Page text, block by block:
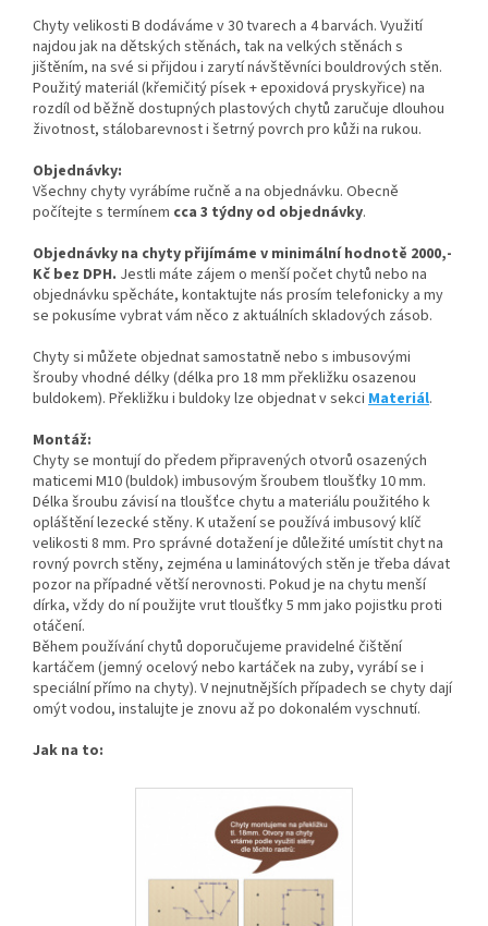
Chyty velikosti B dodáváme v 30 tvarech a 4 barvách. Využití
najdou jak na dětských stěnách, tak na velkých stěnách s
jištěním, na své si přijdou i zarytí návštěvníci bouldrových stěn.
Použitý materiál (křemičitý písek + epoxidová pryskyřice) na
rozdíl od běžně dostupných plastových chytů zaručuje dlouhou
životnost, stálobarevnost i šetrný povrch pro kůži na rukou.
Objednávky:
Všechny chyty vyrábíme ručně a na objednávku. Obecně
počítejte s termínem cca 3 týdny od objednávky.
Objednávky na chyty přijímáme v minimální hodnotě 2000,-
Kč bez DPH. Jestli máte zájem o menší počet chytů nebo na
objednávku spěcháte, kontaktujte nás prosím telefonicky a my
se pokusíme vybrat vám něco z aktuálních skladových zásob.
Chyty si můžete objednat samostatně nebo s imbusovými
šrouby vhodné délky (délka pro 18 mm překližku osazenou
buldokem). Překližku i buldoky lze objednat v sekci Materiál.
Montáž:
Chyty se montují do předem připravených otvorů osazených
maticemi M10 (buldok) imbusovým šroubem tloušťky 10 mm.
Délka šroubu závisí na tloušťce chytu a materiálu použitého k
opláštění lezecké stěny. K utažení se používá imbusový klíč
velikosti 8 mm. Pro správné dotažení je důležité umístit chyt na
rovný povrch stěny, zejména u laminátových stěn je třeba dávat
pozor na případné větší nerovnosti. Pokud je na chytu menší
dírka, vždy do ní použijte vrut tloušťky 5 mm jako pojistku proti
otáčení.
Během používání chytů doporučujeme pravidelné čištění
kartáčem (jemný ocelový nebo kartáček na zuby, vyrábí se i
speciální přímo na chyty). V nejnutnějších případech se chyty dají
omýt vodou, instalujte je znovu až po dokonalém vyschnutí.
Jak na to: